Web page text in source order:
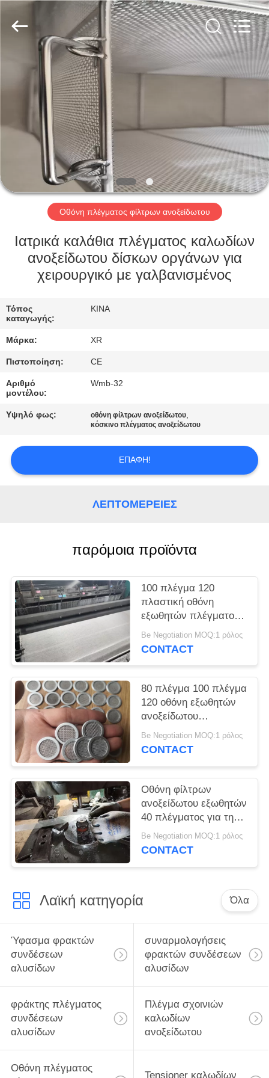
ΣΠΊΤΙ
ΠΡΟΪΌΝΤΑ
ΠΕΡΊΠΟΥ
ΕΜΕΊΣ
ΓΎΡΟΣ
ΕΡΓΟΣΤΑΣΊΩΝ
ΠΟΙΟΤΙΚΌΣ
ΈΛΕΓΧΟΣ
ΜΑΣ
ΕΛΆΤΕ
ΕΠΑΦΉ
ΜΕ
ΈΝΑ
ΑΠΌΣΠΑΣΜΑ
PRIVACY
METAL
MESH
Οθόνη πλέγματος φίλτρων ανοξείδωτου
Ιατρικά καλάθια πλέγματος καλωδίων
ανοξείδωτου δίσκων οργάνων για
χειρουργικό με γαλβανισμένος
Τόπος
καταγωγής:
ΚΙΝΑ
Μάρκα: XR
Πιστοποίηση: CE
Αριθμό
μοντέλου:
Wmb-32
Υψηλό φως: οθόνη φίλτρων ανοξείδωτου,
κόσκινο πλέγματος ανοξείδωτου
ΕΠΑΦΉ!
ΛΕΠΤΟΜΈΡΕΙΕΣ
παρόμοια προϊόντα
100 πλέγμα 120
πλαστική οθόνη
εξωθητών πλέγματος
για τη διαδικασία
διήθησης και εξώθησης
Be Negotiation MOQ:1 ρόλος
CONTACT
80 πλέγμα 100 πλέγμα
120 οθόνη εξωθητών
ανοξείδωτου
πλέγματος που
προσαρμόζεται
Be Negotiation MOQ:1 ρόλος
CONTACT
Οθόνη φίλτρων
ανοξείδωτου εξωθητών
40 πλέγματος για την
πλαστική και
λαστιχένια εξώθηση
Be Negotiation MOQ:1 ρόλος
CONTACT
Λαϊκή κατηγορία Όλα
Ύφασμα φρακτών
συνδέσεων
αλυσίδων
συναρμολογήσεις
φρακτών συνδέσεων
αλυσίδων
φράκτης πλέγματος
συνδέσεων
αλυσίδων
Πλέγμα σχοινιών
καλωδίων
ανοξείδωτου
Οθόνη πλέγματος
Tensioner καλωδίων